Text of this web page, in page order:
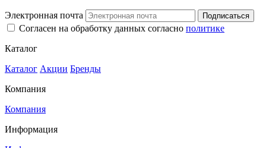
Электронная почта Подписаться
Согласен на обработку данных согласно политике
Каталог
Каталог Акции Бренды
Компания
Компания
Информация